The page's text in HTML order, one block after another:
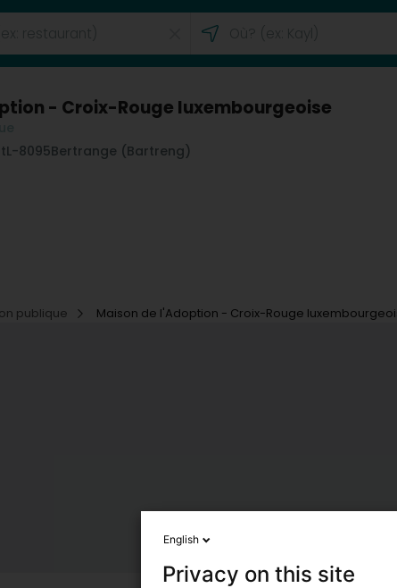
- Croix-Rouge luxembourgeoise
L-8095Bertrange (Bartreng)
publique Maison de l'Adoption - Croix-Rouge
English
Privacy on this site